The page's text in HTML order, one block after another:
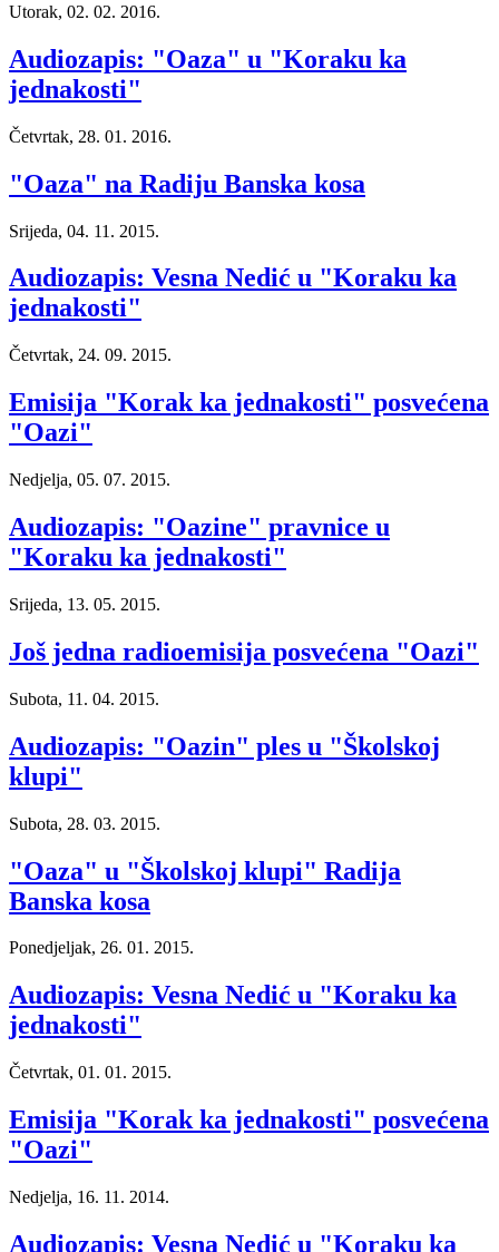
Utorak, 02. 02. 2016.
Audiozapis: "Oaza" u "Koraku ka
jednakosti"
Četvrtak, 28. 01. 2016.
"Oaza" na Radiju Banska kosa
Srijeda, 04. 11. 2015.
Audiozapis: Vesna Nedić u "Koraku ka
jednakosti"
Četvrtak, 24. 09. 2015.
Emisija "Korak ka jednakosti" posvećena
"Oazi"
Nedjelja, 05. 07. 2015.
Audiozapis: "Oazine" pravnice u
"Koraku ka jednakosti"
Srijeda, 13. 05. 2015.
Još jedna radioemisija posvećena "Oazi"
Subota, 11. 04. 2015.
Audiozapis: "Oazin" ples u "Školskoj
klupi"
Subota, 28. 03. 2015.
"Oaza" u "Školskoj klupi" Radija
Banska kosa
Ponedjeljak, 26. 01. 2015.
Audiozapis: Vesna Nedić u "Koraku ka
jednakosti"
Četvrtak, 01. 01. 2015.
Emisija "Korak ka jednakosti" posvećena
"Oazi"
Nedjelja, 16. 11. 2014.
Audiozapis: Vesna Nedić u "Koraku ka